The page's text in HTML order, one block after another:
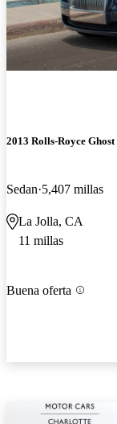
2013 Rolls-Royce Ghost
Sedan 5,407 millas
La Jolla, CA
11 millas
Buena oferta